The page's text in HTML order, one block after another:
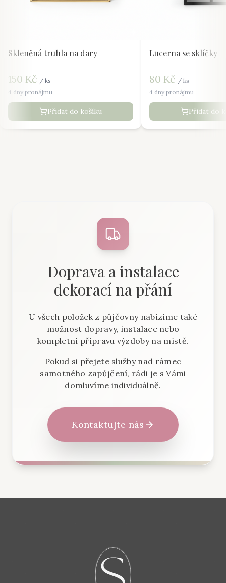
Skleněná truhla na dary
150 Kč / ks
4 dny pronájmu
Přidat do košíku
Lucerna se sklíčky
80 Kč / ks
4 dny pronájmu
Přidat do
Doprava a instalace
dekorací na přání
U všech položek z půjčovny nabízíme také
možnost dopravy, instalace nebo
kompletní přípravu výzdoby na místě.
Pokud si přejete služby nad rámec
samotného zapůjčení, rádi je s Vámi
domluvíme individuálně.
Kontaktujte nás